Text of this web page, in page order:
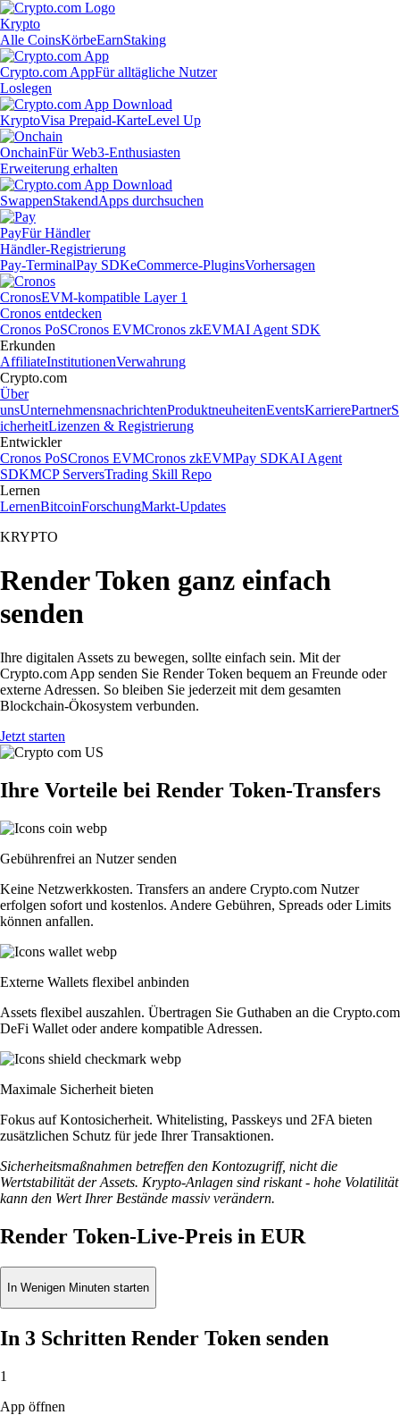
Krypto
Alle CoinsKörbeEarnStaking
Crypto.com AppFür alltägliche Nutzer
Loslegen
KryptoVisa Prepaid-KarteLevel Up
OnchainFür Web3-Enthusiasten
Erweiterung erhalten
SwappenStakendApps durchsuchen
PayFür Händler
Händler-Registrierung
Pay-TerminalPay SDKeCommerce-PluginsVorhersagen
CronosEVM-kompatible Layer 1
Cronos entdecken
Cronos PoSCronos EVMCronos zkEVMAI Agent SDK
Erkunden
AffiliateInstitutionenVerwahrung
Crypto.com
Über
unsUnternehmensnachrichtenProduktneuheitenEventsKarrierePartnerS
icherheitLizenzen & Registrierung
Entwickler
Cronos PoSCronos EVMCronos zkEVMPay SDKAI Agent
SDKMCP ServersTrading Skill Repo
Lernen
LernenBitcoinForschungMarkt-Updates
KRYPTO
Render Token ganz einfach
senden
Ihre digitalen Assets zu bewegen, sollte einfach sein. Mit der
Crypto.com App senden Sie Render Token bequem an Freunde oder
externe Adressen. So bleiben Sie jederzeit mit dem gesamten
Blockchain-Ökosystem verbunden.
Jetzt starten
Ihre Vorteile bei Render Token-Transfers
Gebührenfrei an Nutzer senden
Keine Netzwerkkosten. Transfers an andere Crypto.com Nutzer
erfolgen sofort und kostenlos. Andere Gebühren, Spreads oder Limits
können anfallen.
Externe Wallets flexibel anbinden
Assets flexibel auszahlen. Übertragen Sie Guthaben an die Crypto.com
DeFi Wallet oder andere kompatible Adressen.
Maximale Sicherheit bieten
Fokus auf Kontosicherheit. Whitelisting, Passkeys und 2FA bieten
zusätzlichen Schutz für jede Ihrer Transaktionen.
Sicherheitsmaßnahmen betreffen den Kontozugriff, nicht die
Wertstabilität der Assets. Krypto-Anlagen sind riskant - hohe Volatilität
kann den Wert Ihrer Bestände massiv verändern.
Render Token-Live-Preis in EUR
In Wenigen Minuten starten
In 3 Schritten Render Token senden
1
App öffnen